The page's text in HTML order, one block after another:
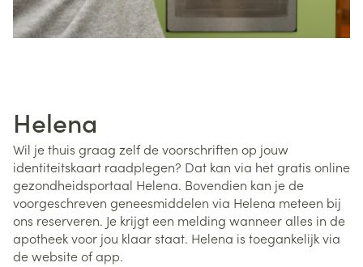
Helena
Wil je thuis graag zelf de voorschriften op jouw
identiteitskaart raadplegen? Dat kan via het gratis online
gezondheidsportaal Helena. Bovendien kan je de
voorgeschreven geneesmiddelen via Helena meteen bij
ons reserveren. Je krijgt een melding wanneer alles in de
apotheek voor jou klaar staat. Helena is toegankelijk via
de website of app.